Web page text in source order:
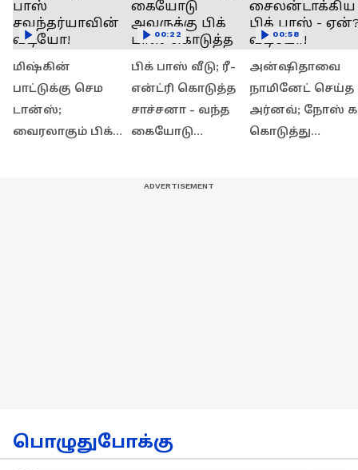
மிஷ்கின்
பாட்டுக்கு செம
டான்ஸ்;
வைரலாகும் பிக்
பிக் பாஸ் வீடு; ரீ-
என்ட்ரி கொடுத்த
சாச்சனா - வந்த
கையோடு
00:22
அன்ஷிதாவை
நாமினேட் செய்த
அர்னவ்; நோஸ்
கொடுத்து
00:58
பொழுதுபோக்கு